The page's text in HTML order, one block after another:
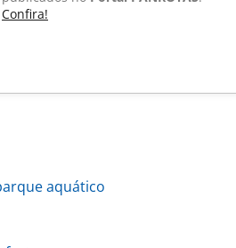
Confira!
aquático